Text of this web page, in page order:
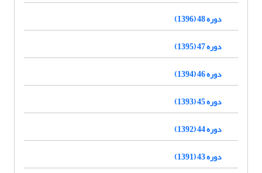
دوره 48 (1396)
دوره 47 (1395)
دوره 46 (1394)
دوره 45 (1393)
دوره 44 (1392)
دوره 43 (1391)